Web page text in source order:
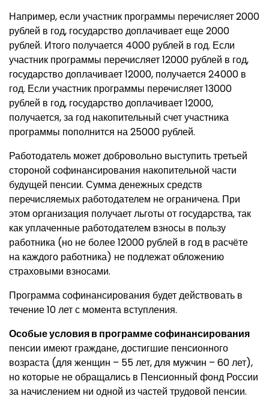
Например, если участник программы перечисляет 2000
рублей в год, государство доплачивает еще 2000
рублей. Итого получается 4000 рублей в год. Если
участник программы перечисляет 12000 рублей в год,
государство доплачивает 12000, получается 24000 в
год. Если участник программы перечисляет 13000
рублей в год, государство доплачивает 12000,
получается, за год накопительный счет участника
программы пополнится на 25000 рублей.
Работодатель может добровольно выступить третьей
стороной софинансирования накопительной части
будущей пенсии. Сумма денежных средств
перечисляемых работодателем не ограничена. При
этом организация получает льготы от государства, так
как уплаченные работодателем взносы в пользу
работника (но не более 12000 рублей в год в расчёте
на каждого работника) не подлежат обложению
страховыми взносами.
Программа софинансирования будет действовать в
течение 10 лет с момента вступления.
Особые условия в программе софинансирования
пенсии имеют граждане, достигшие пенсионного
возраста (для женщин – 55 лет, для мужчин – 60 лет),
но которые не обращались в Пенсионный фонд России
за начислением ни одной из частей трудовой пенсии.